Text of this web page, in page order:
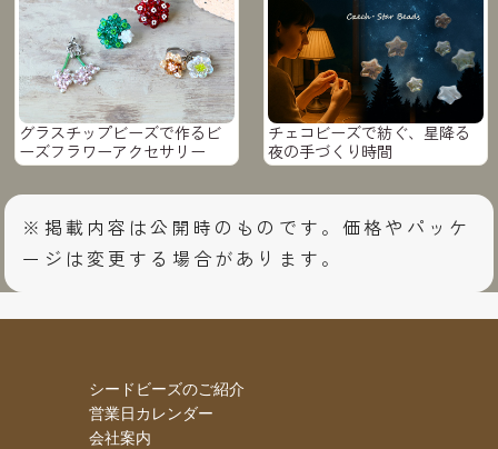
グラスチップビーズで作るビ
ーズフラワーアクセサリー
チェコビーズで紡ぐ、星降る
夜の手づくり時間
※掲載内容は公開時のものです。価格やパッケ
ージは変更する場合があります。
シードビーズのご紹介
営業日カレンダー
会社案内